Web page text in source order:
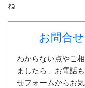
ね
お問合
わからない点やご
ましたら、お電話
せフォームからお